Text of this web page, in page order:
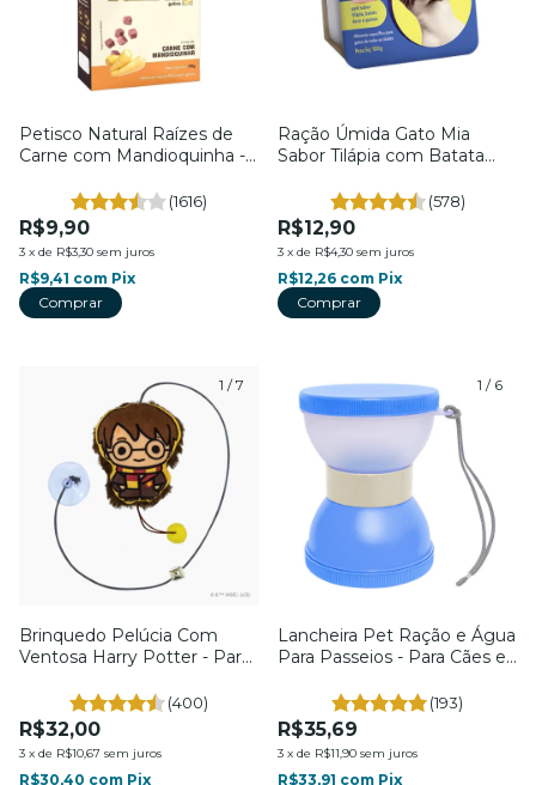
Petisco Natural Raízes de
Carne com Mandioquinha -
(1616)
R$9,90
3 x de R$3,30 sem juros
R$9,41 com Pix
Ração Úmida Gato Mia
Sabor Tilápia com Batata
- Petiko
(578)
R$12,90
3 x de R$4,30 sem juros
R$12,26 com Pix
1 /7
Brinquedo Pelúcia Com
Ventosa Harry Potter - Para
Potter - Petiko
(400)
R$32,00
3 x de R$10,67 sem juros
R$30,40 com Pix
1 / 6
Lancheira Pet Ração e Água
Para Passeios - Para Cães e
Estimação
(193)
R$35,69
3 x de R$11,90 sem juros
R$33,91 com Pix